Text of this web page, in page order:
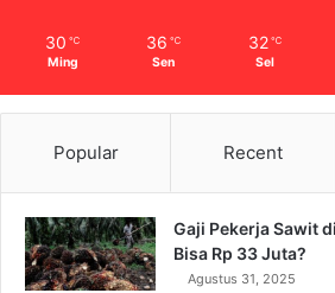
30 ℃
Ming
36 ℃
Sen
32 ℃
Sel
Popular Recent
Gaji Pekerja Sawit
Bisa Rp 33 Juta?
Agustus 31, 2025